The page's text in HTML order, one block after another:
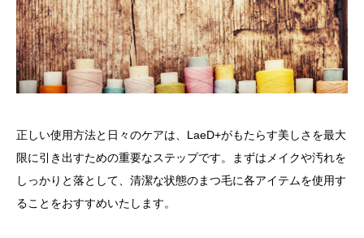
正しい使用方法と日々のケアは、LaeD+がもたらす美しさを最大
限に引き出すための重要なステップです。まずはメイクや汚れを
しっかりと落として、清潔な状態のまつ毛に各アイテムを使用す
ることをおすすめいたします。